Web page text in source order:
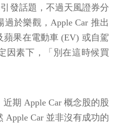
發話題，不過天風證券分
於樂觀，Apple Car 推出
果在電動車 (EV) 或自駕
因素下，「別在這時候買
期 Apple Car 概念股的股
Apple Car 並非沒有成功的